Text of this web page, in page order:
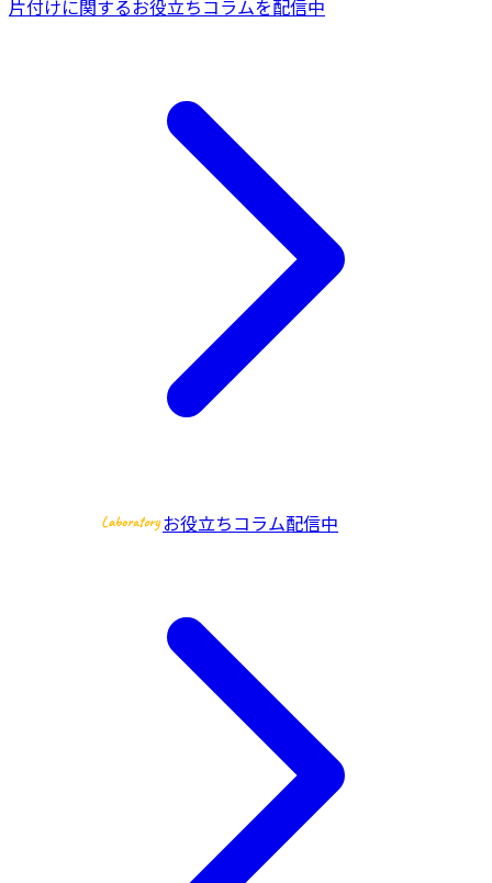
片付けに関するお役立ちコラムを配信中
お役立ちコラム配信中